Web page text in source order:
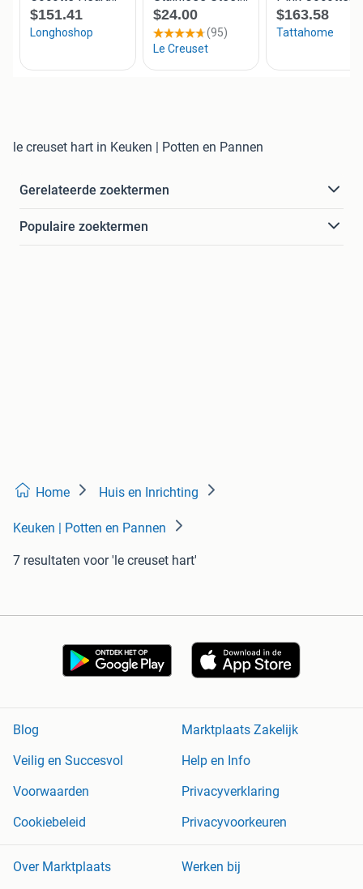
le creuset hart in Keuken | Potten en Pannen
Gerelateerde zoektermen
Populaire zoektermen
Home Huis en Inrichting
Keuken | Potten en Pannen
7 resultaten voor 'le creuset hart'
Blog
Marktplaats Zakelijk
Veilig en Succesvol
Help en Info
Voorwaarden
Privacyverklaring
Cookiebeleid
Privacyvoorkeuren
Over Marktplaats Werken bij